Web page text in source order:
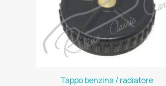
Tappo benzina / radiatore